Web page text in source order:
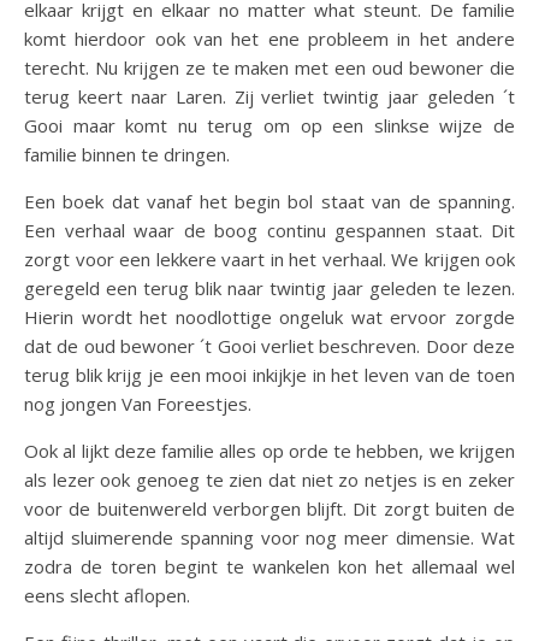
elkaar krijgt en elkaar no matter what steunt. De familie
komt hierdoor ook van het ene probleem in het andere
terecht. Nu krijgen ze te maken met een oud bewoner die
terug keert naar Laren. Zij verliet twintig jaar geleden ´t
Gooi maar komt nu terug om op een slinkse wijze de
familie binnen te dringen.
Een boek dat vanaf het begin bol staat van de spanning.
Een verhaal waar de boog continu gespannen staat. Dit
zorgt voor een lekkere vaart in het verhaal. We krijgen ook
geregeld een terug blik naar twintig jaar geleden te lezen.
Hierin wordt het noodlottige ongeluk wat ervoor zorgde
dat de oud bewoner ´t Gooi verliet beschreven. Door deze
terug blik krijg je een mooi inkijkje in het leven van de toen
nog jongen Van Foreestjes.
Ook al lijkt deze familie alles op orde te hebben, we krijgen
als lezer ook genoeg te zien dat niet zo netjes is en zeker
voor de buitenwereld verborgen blijft. Dit zorgt buiten de
altijd sluimerende spanning voor nog meer dimensie. Wat
zodra de toren begint te wankelen kon het allemaal wel
eens slecht aflopen.